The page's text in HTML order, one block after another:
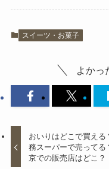
スイーツ・お菓子
よかっ
おいりはどこで買える
務スーパーで売ってる
京での販売店はどこ？